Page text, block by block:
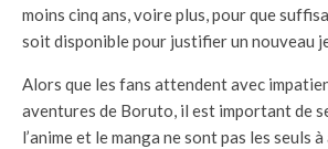
moins cinq ans, voire plus, pour que
soit disponible pour justifier un nouveau
Alors que les fans attendent avec
aventures de Boruto, il est important de
l’anime et le manga ne sont pas les seuls